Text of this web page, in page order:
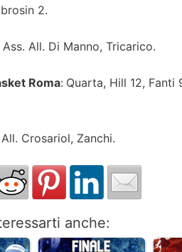
2.
All. Di Manno, Tricarico.
Roma: Quarta, Hill 12, Fanti
Crosariol, Zanchi.
anche: